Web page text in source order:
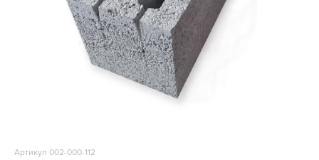
Артикул 002-000-112